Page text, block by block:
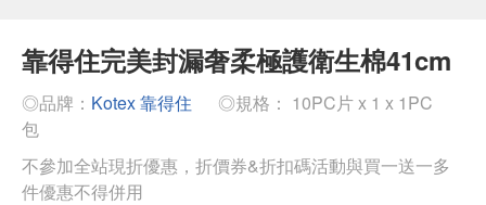
靠得住完美封漏奢柔極護衛生棉41cm
◎品牌： Kotex 靠得住
◎規格： 10PC片 x 1 x 1PC
包
不參加全站現折優惠，折價券&折扣碼活動與買一送一多
件優惠不得併用